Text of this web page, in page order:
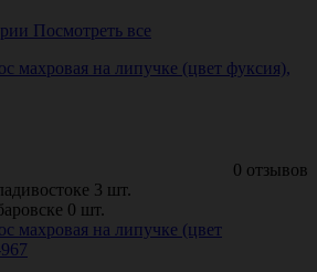
Посмотреть все
махровая на липучке (цвет фуксия),
0 отзывов
3 шт.
0 шт.
махровая на липучке (цвет